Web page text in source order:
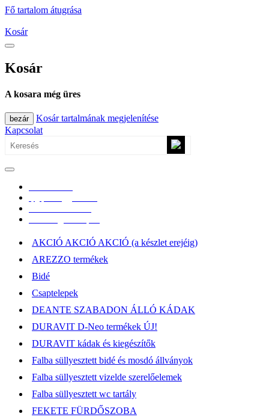
Fő tartalom átugrása
Kosár
Kosár
A kosara még üres
bezár
Kosár tartalmának megjelenítése
Kapcsolat
AKCIÓ AKCIÓ AKCIÓ (a készlet erejéig)
AREZZO termékek
Bidé
Csaptelepek
DEANTE SZABADON ÁLLÓ KÁDAK
DURAVIT D-Neo termékek ÚJ!
DURAVIT kádak és kiegészítők
Falba süllyesztett bidé és mosdó állványok
Falba süllyesztett vizelde szerelőelemek
Falba süllyesztett wc tartály
FEKETE FÜRDŐSZOBA